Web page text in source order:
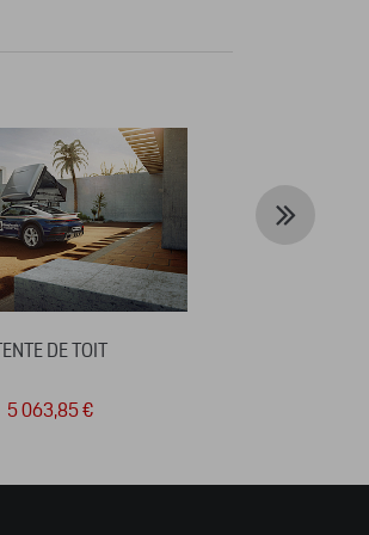
TENTE DE TOIT
5 063,85 €